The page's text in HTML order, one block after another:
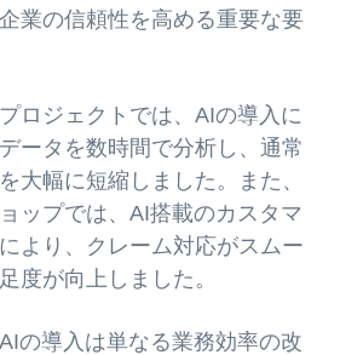
業の信頼性を高める重要な要
ロジェクトでは、AIの導入に
ータを数時間で分析し、通常
大幅に短縮しました。また、
ップでは、AI搭載のカスタマ
より、クレーム対応がスムー
度が向上しました。
の導入は単なる業務効率の改